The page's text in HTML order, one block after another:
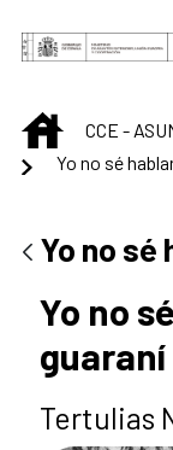
Saltar al
INICIO
CCE -
Yo no sé
Yo no sé
Yo no
guaraní
Tertulias